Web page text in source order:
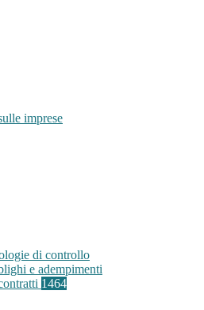
imprese
di controllo
e adempimenti
1464